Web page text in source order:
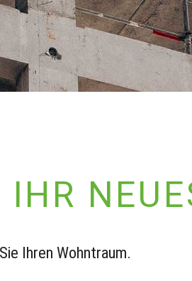
IHR
Ihren Wohntraum.